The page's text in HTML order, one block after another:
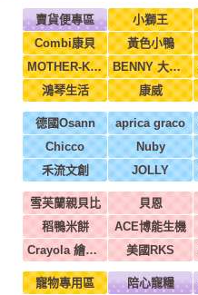
賣貨便專區 小獅王
Combi康貝
黃色小鴨
MOTHER-K韓國
BENNY 大翔服裝
鴻琴生活
康威
德國Osann aprica graco
Chicco
Nuby
禾流文創
JOLLY
雪芙蘭親貝比 貝恩
稻鴨米餅
ACE博能生機
Crayola 繪兒樂
美國RKS
寵物專用區 陪心寵糧